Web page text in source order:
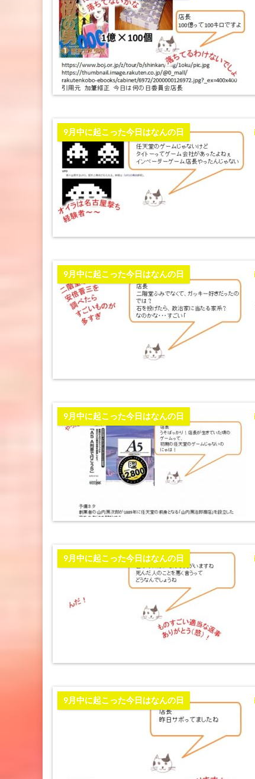
9月中に起こった今日はなんの日
9月中に起こった今日はなんの日
9月中に起こった今日はなんの日
9月中に起こった今日はなんの日
9月中に起こった今日はなんの日